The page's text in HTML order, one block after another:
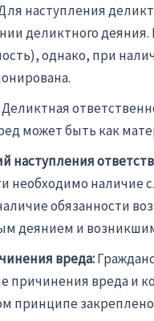
наступления
деликтного
однако, при
может быть как
наступления
необходимо наличие
обязанности
деянием и
вреда:
причинения вреда и
принципе